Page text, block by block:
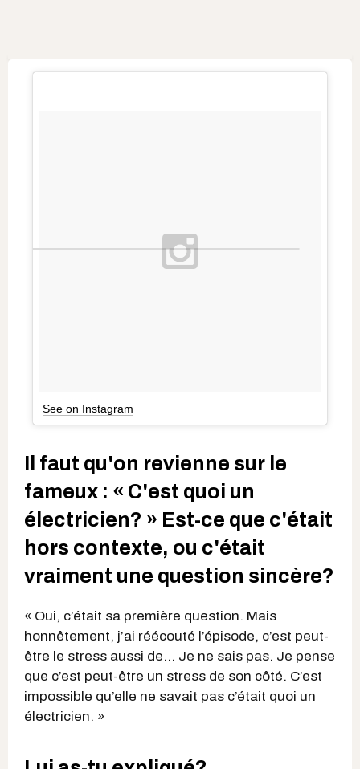
See on Instagram
Il faut qu'on revienne sur le
fameux : « C'est quoi un
électricien? » Est-ce que c'était
hors contexte, ou c'était
vraiment une question sincère?
« Oui, c’était sa première question. Mais
honnêtement, j’ai réécouté l’épisode, c’est peut-
être le stress aussi de… Je ne sais pas. Je pense
que c’est peut-être un stress de son côté. C’est
impossible qu’elle ne savait pas c’était quoi un
électricien. »